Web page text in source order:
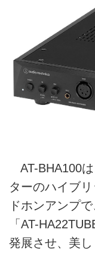
AT-BHA100
ターのハイブ
ドホンアンプ
「AT-
発展させ、美